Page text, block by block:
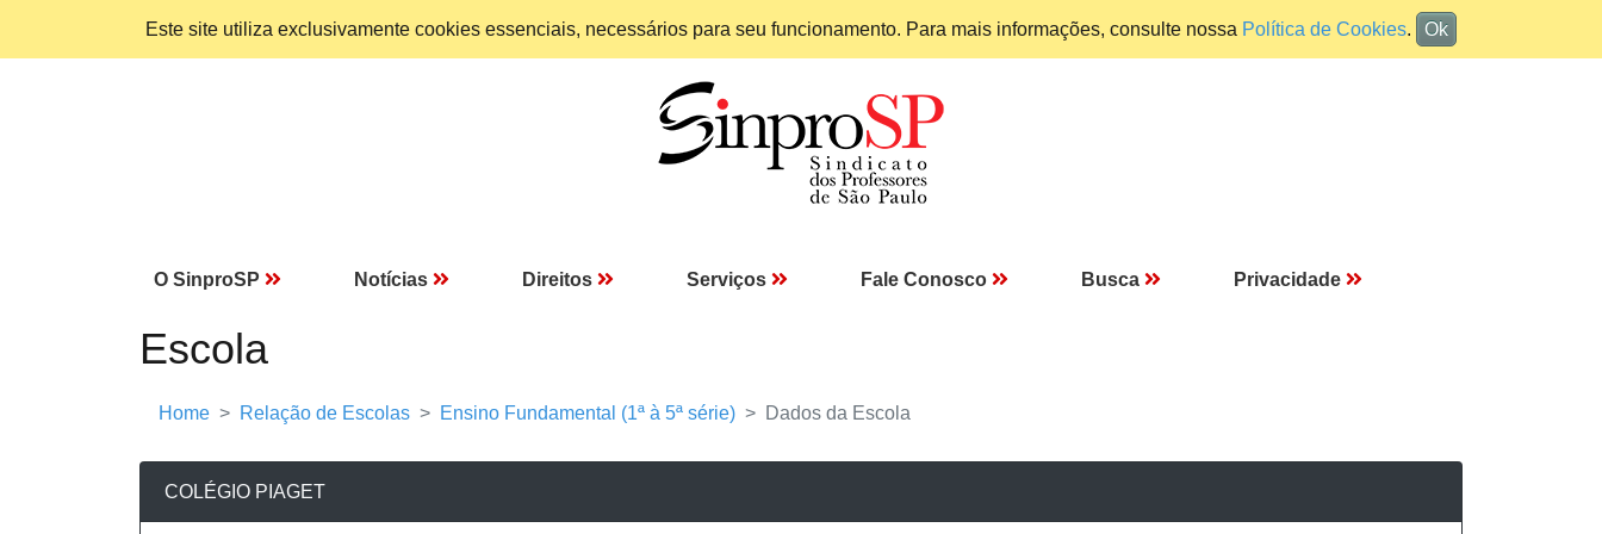
Este site utiliza exclusivamente cookies essenciais, necessários para seu funcionamento. Para mais informações, consulte nossa Política de Cookies. Ok
O SinproSP Notícias Direitos Serviços Fale Conosco Busca Privacidade
Escola
Home Relação de Escolas Ensino Fundamental (1ª à 5ª série) Dados da Escola
COLÉGIO PIAGET